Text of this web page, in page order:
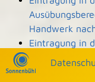
Handwerk
Eintragung in
beantragen